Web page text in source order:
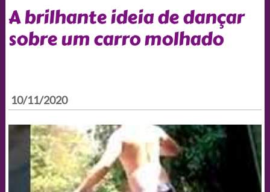
A brilhante ideia de dançar
sobre um carro molhado
10/11/2020